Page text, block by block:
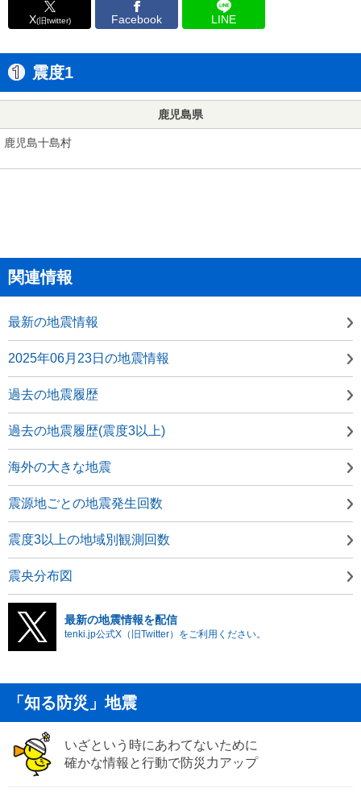
X(旧twitter) Facebook LINE
震度1
鹿児島県
鹿児島十島村
関連情報
最新の地震情報
2025年06月23日の地震情報
過去の地震履歴
過去の地震履歴(震度3以上)
海外の大きな地震
震源地ごとの地震発生回数
震度3以上の地域別観測回数
震央分布図
最新の地震情報を配信
tenki.jp公式X（旧Twitter）をご利用ください。
「知る防災」地震
いざという時にあわてないために
確かな情報と行動で防災力アップ